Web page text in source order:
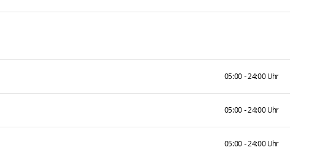
05:00 - 24:00 Uhr
05:00 - 24:00 Uhr
05:00 - 24:00 Uhr